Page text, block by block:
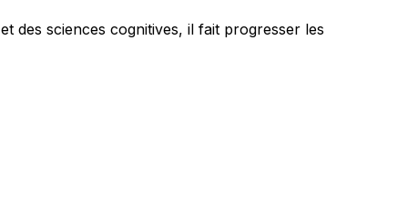
des sciences cognitives, il fait progresser les